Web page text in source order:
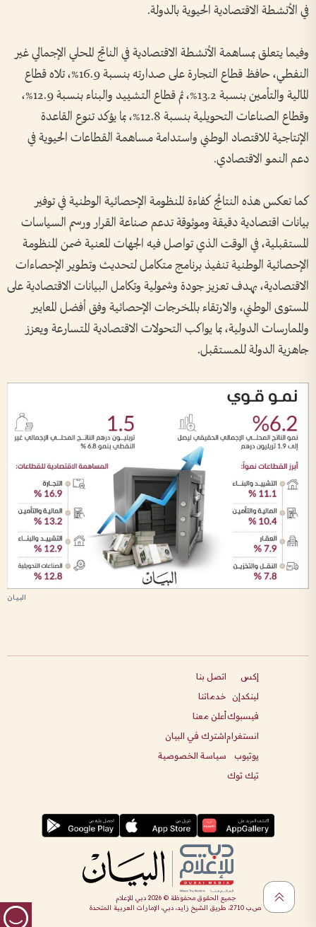
في الأنشطة الاقتصادية الحيوية بالدولة.
وفيما يتعلق بمساهمة الأنشطة الاقتصادية في الناتج المحلي الإجمالي غير
النفطي، حافظ قطاع التجارة على صدارته بنسبة 16.9%، تلاه قطاع
المالية والتأمين بنسبة 13.2%، ثم قطاع التشييد والبناء بنسبة 12.9%،
وقطاع الصناعات التحويلية بنسبة 12.8%، بما يؤكد تنوع القاعدة
الإنتاجية للاقتصاد الوطني واستدامة مساهمة القطاعات الحيوية في
دعم النمو الاقتصادي.
كما تعكس هذه النتائج كفاءة المنظومة الإحصائية الوطنية في توفير
بيانات اقتصادية دقيقة وموثوقة تدعم صناعة القرار ورسم السياسات
المستقبلية، في الوقت الذي تواصل فيه الجهات المعنية ضمن المنظومة
الإحصائية الوطنية تنفيذ برنامج متكامل لتحديث وتطوير الإحصاءات
الاقتصادية، بهدف تعزيز جودة وشمولية وتكامل البيانات الاقتصادية على
المستوى الوطني، والارتقاء بالمخرجات الإحصائية وفق أفضل المعايير
والممارسات الدولية، بما يواكب التحولات الاقتصادية المتسارعة ويعزز
جاهزية الدولة للمستقبل.
إكس
لينكدإن
فيسبوك
انستغرام
يوتيوب
تيك توك
اتصل بنا
خدماتنا
أعلن معنا
اشترك في البيان
سياسة الخصوصية
جميع الحقوق محفوظة ©2026 دبي للإعلام
ص.ب 2710، طريق الشيخ زايد، دبي، الإمارات العربية المتحدة